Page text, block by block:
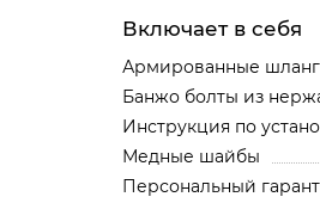
Включает в себя
Армированные
Банжо болты из
Инструкция по
Медные шайбы
Персональный